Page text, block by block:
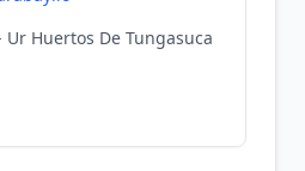
Ur Huertos De Tungasuca